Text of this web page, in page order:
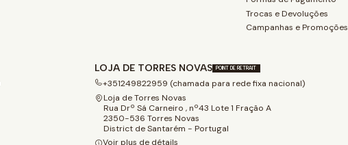
Trocas e Devoluções
Campanhas e Promoções
LOJA DE TORRES NOVAS POINT DE RETRAIT
+351249822959 (chamada para rede fixa nacional)
Loja de Torres Novas
Rua Drº Sá Carneiro , nº43 Lote 1 Fração A
2350-536 Torres Novas
District de Santarém - Portugal
Voir plus de détails